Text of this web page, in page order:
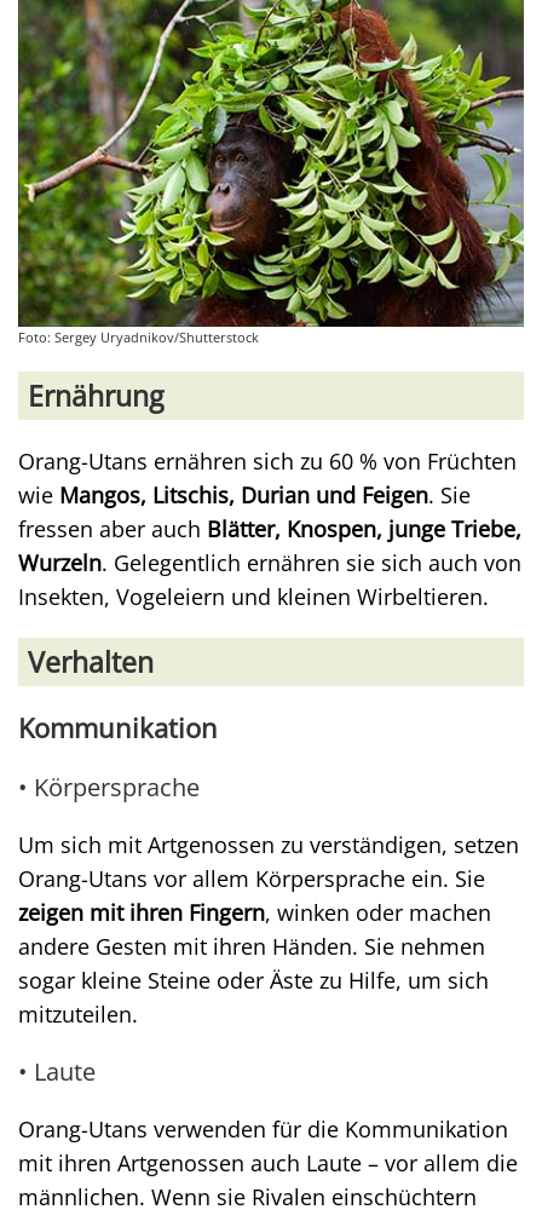
Foto: Sergey Uryadnikov/Shutterstock
Ernährung
Orang-Utans ernähren sich zu 60 % von Früchten
wie Mangos, Litschis, Durian und Feigen. Sie
fressen aber auch Blätter, Knospen, junge Triebe,
Wurzeln. Gelegentlich ernähren sie sich auch von
Insekten, Vogeleiern und kleinen Wirbeltieren.
Verhalten
Kommunikation
• Körpersprache
Um sich mit Artgenossen zu verständigen, setzen
Orang-Utans vor allem Körpersprache ein. Sie
zeigen mit ihren Fingern, winken oder machen
andere Gesten mit ihren Händen. Sie nehmen
sogar kleine Steine oder Äste zu Hilfe, um sich
mitzuteilen.
• Laute
Orang-Utans verwenden für die Kommunikation
mit ihren Artgenossen auch Laute – vor allem die
männlichen. Wenn sie Rivalen einschüchtern